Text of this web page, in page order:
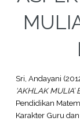
Sri, Andayani
‘AKHLAK MULIA’
Pendidikan
Karakter Guru